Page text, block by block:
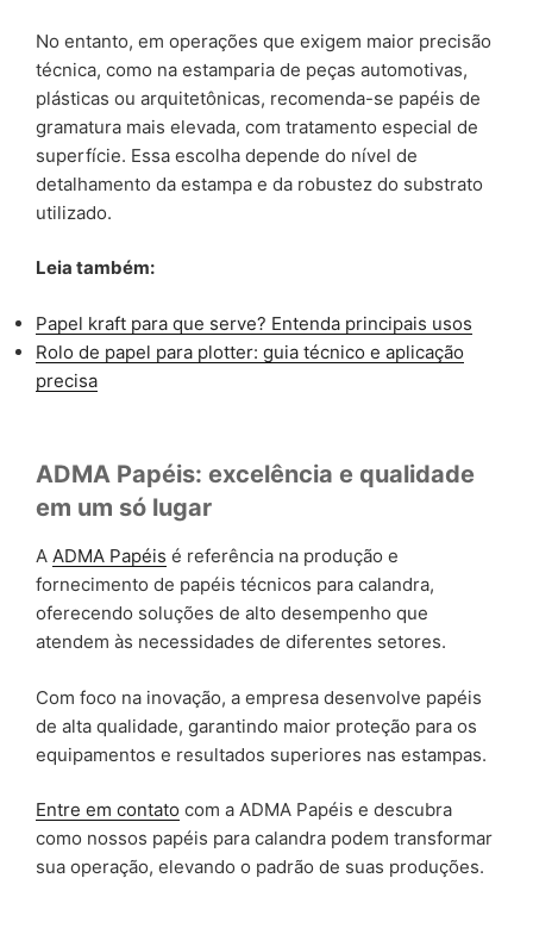
No entanto, em operações que exigem maior precisão
técnica, como na estamparia de peças automotivas,
plásticas ou arquitetônicas, recomenda-se papéis de
gramatura mais elevada, com tratamento especial de
superfície. Essa escolha depende do nível de
detalhamento da estampa e da robustez do substrato
utilizado.
Leia também:
Papel kraft para que serve? Entenda principais usos
Rolo de papel para plotter: guia técnico e aplicação
precisa
ADMA Papéis: excelência e qualidade
em um só lugar
A ADMA Papéis é referência na produção e
fornecimento de papéis técnicos para calandra,
oferecendo soluções de alto desempenho que
atendem às necessidades de diferentes setores.
Com foco na inovação, a empresa desenvolve papéis
de alta qualidade, garantindo maior proteção para os
equipamentos e resultados superiores nas estampas.
Entre em contato com a ADMA Papéis e descubra
como nossos papéis para calandra podem transformar
sua operação, elevando o padrão de suas produções.